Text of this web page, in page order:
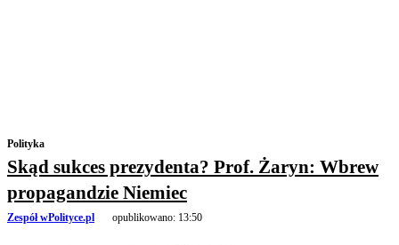
Polityka
Skąd sukces prezydenta? Prof. Żaryn: Wbrew
propagandzie Niemiec
Zespół wPolityce.pl opublikowano: 13:50